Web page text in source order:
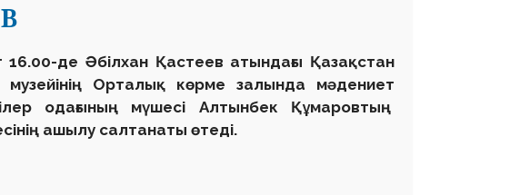
де Әбілхан Қастеев атындағы Қазақстан
Орталық көрме залында мәдениет
одағының мүшесі Алтынбек Құмаровтың
ашылу салтанаты өтеді.